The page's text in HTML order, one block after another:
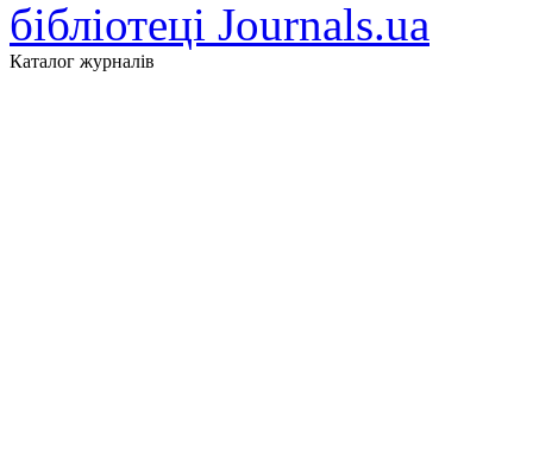
Каталог журналів